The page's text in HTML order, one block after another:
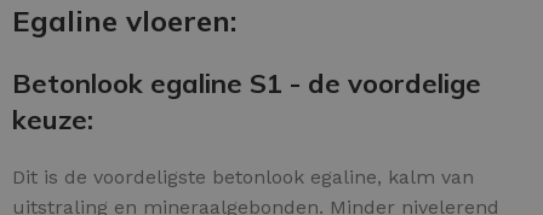
Egaline vloeren:
Betonlook egaline S1 - de voordelige
keuze:
Dit is de voordeligste betonlook egaline, kalm van
uitstraling en mineraalgebonden. Minder nivelerend